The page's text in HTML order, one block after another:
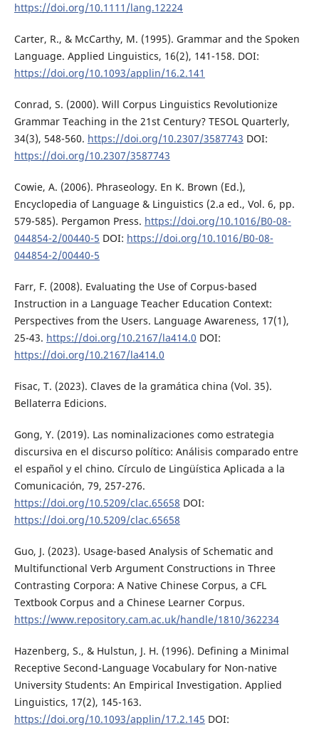
https://doi.org/10.1111/lang.12224
Carter, R., & McCarthy, M. (1995). Grammar and the Spoken
Language. Applied Linguistics, 16(2), 141-158. DOI:
https://doi.org/10.1093/applin/16.2.141
Conrad, S. (2000). Will Corpus Linguistics Revolutionize
Grammar Teaching in the 21st Century? TESOL Quarterly,
34(3), 548-560. https://doi.org/10.2307/3587743 DOI:
https://doi.org/10.2307/3587743
Cowie, A. (2006). Phraseology. En K. Brown (Ed.),
Encyclopedia of Language & Linguistics (2.a ed., Vol. 6, pp.
579-585). Pergamon Press. https://doi.org/10.1016/B0-08-
044854-2/00440-5 DOI: https://doi.org/10.1016/B0-08-
044854-2/00440-5
Farr, F. (2008). Evaluating the Use of Corpus-based
Instruction in a Language Teacher Education Context:
Perspectives from the Users. Language Awareness, 17(1),
25-43. https://doi.org/10.2167/la414.0 DOI:
https://doi.org/10.2167/la414.0
Fisac, T. (2023). Claves de la gramática china (Vol. 35).
Bellaterra Edicions.
Gong, Y. (2019). Las nominalizaciones como estrategia
discursiva en el discurso político: Análisis comparado entre
el español y el chino. Círculo de Lingüística Aplicada a la
Comunicación, 79, 257-276.
https://doi.org/10.5209/clac.65658 DOI:
https://doi.org/10.5209/clac.65658
Guo, J. (2023). Usage-based Analysis of Schematic and
Multifunctional Verb Argument Constructions in Three
Contrasting Corpora: A Native Chinese Corpus, a CFL
Textbook Corpus and a Chinese Learner Corpus.
https://www.repository.cam.ac.uk/handle/1810/362234
Hazenberg, S., & Hulstun, J. H. (1996). Defining a Minimal
Receptive Second-Language Vocabulary for Non-native
University Students: An Empirical Investigation. Applied
Linguistics, 17(2), 145-163.
https://doi.org/10.1093/applin/17.2.145 DOI: